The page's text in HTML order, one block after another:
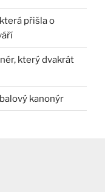
přišla o
který dvakrát
kanonýr